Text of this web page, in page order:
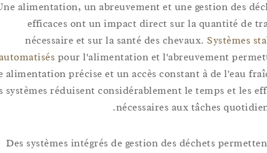
Une alimentation, un abreuvement et une gestion des
efficaces ont un impact direct sur la quantité
nécessaire et sur la santé des chevaux.
automatiséspour l'alimentation et l'abreuvement
une alimentation précise et un accès constant à de
Ces systèmes réduisent considérablement le temps et
nécessaires aux tâches
Des systèmes intégrés de gestion des déchets